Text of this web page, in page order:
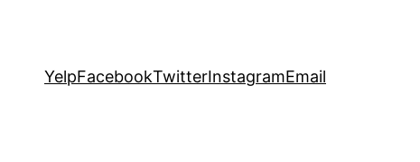
YelpFacebookTwitterInstagramEmail